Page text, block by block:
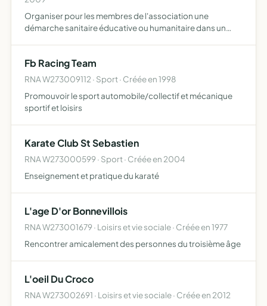
Organiser pour les membres de l'association une
démarche sanitaire éducative ou humanitaire dans un
ventes et organ…
Fb Racing Team
RNA W273009112 · Sport · Créée en 1998
Promouvoir le sport automobile/collectif et mécanique
sportif et loisirs
Karate Club St Sebastien
RNA W273000599 · Sport · Créée en 2004
Enseignement et pratique du karaté
L'age D'or Bonnevillois
RNA W273001679 · Loisirs et vie sociale · Créée en 1977
Rencontrer amicalement des personnes du troisième âge
L'oeil Du Croco
RNA W273002691 · Loisirs et vie sociale · Créée en 2012